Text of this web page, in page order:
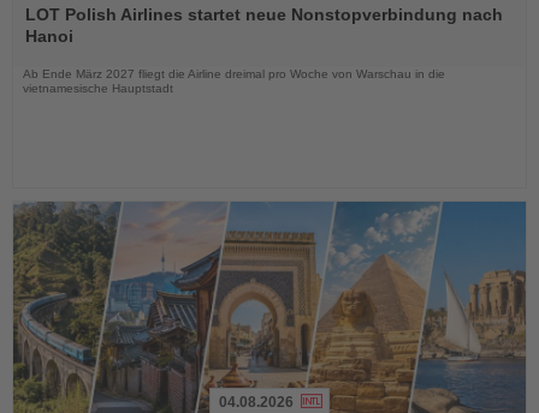
Sie
die
LOT Polish Airlines startet neue Nonstopverbindung nach
Hanoi
Ab Ende März 2027 fliegt die Airline dreimal pro Woche von Warschau in die
vietnamesische Hauptstadt
04.08.2026